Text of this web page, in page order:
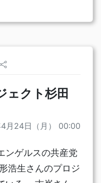
ェクト杉田
月24日（月） 00:00
ンゲルスの共産党
浩生さんのプロジ